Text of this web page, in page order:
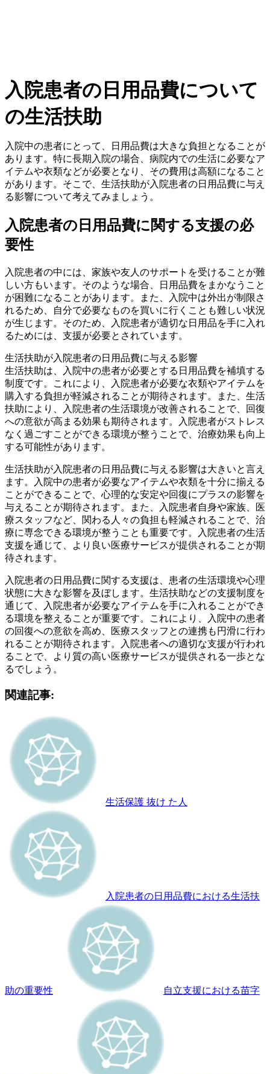
入院患者の日用品費について
の生活扶助
入院中の患者にとって、日用品費は大きな負担となることが
あります。特に長期入院の場合、病院内での生活に必要なア
イテムや衣類などが必要となり、その費用は高額になること
があります。そこで、生活扶助が入院患者の日用品費に与え
る影響について考えてみましょう。
入院患者の日用品費に関する支援の必
要性
入院患者の中には、家族や友人のサポートを受けることが難
しい方もいます。そのような場合、日用品費をまかなうこと
が困難になることがあります。また、入院中は外出が制限さ
れるため、自分で必要なものを買いに行くことも難しい状況
が生じます。そのため、入院患者が適切な日用品を手に入れ
るためには、支援が必要とされています。
生活扶助が入院患者の日用品費に与える影響
生活扶助は、入院中の患者が必要とする日用品費を補填する
制度です。これにより、入院患者が必要な衣類やアイテムを
購入する負担が軽減されることが期待されます。また、生活
扶助により、入院患者の生活環境が改善されることで、回復
への意欲が高まる効果も期待されます。入院患者がストレス
なく過ごすことができる環境が整うことで、治療効果も向上
する可能性があります。
生活扶助が入院患者の日用品費に与える影響は大きいと言え
ます。入院中の患者が必要なアイテムや衣類を十分に揃える
ことができることで、心理的な安定や回復にプラスの影響を
与えることが期待されます。また、入院患者自身や家族、医
療スタッフなど、関わる人々の負担も軽減されることで、治
療に専念できる環境が整うことも重要です。入院患者の生活
支援を通じて、より良い医療サービスが提供されることが期
待されます。
入院患者の日用品費に関する支援は、患者の生活環境や心理
状態に大きな影響を及ぼします。生活扶助などの支援制度を
通じて、入院患者が必要なアイテムを手に入れることができ
る環境を整えることが重要です。これにより、入院中の患者
の回復への意欲を高め、医療スタッフとの連携も円滑に行わ
れることが期待されます。入院患者への適切な支援が行われ
ることで、より質の高い医療サービスが提供される一歩とな
るでしょう。
関連記事:
生活保護 抜け た人
入院患者の日用品費における生活扶
助の重要性 自立支援における苗字